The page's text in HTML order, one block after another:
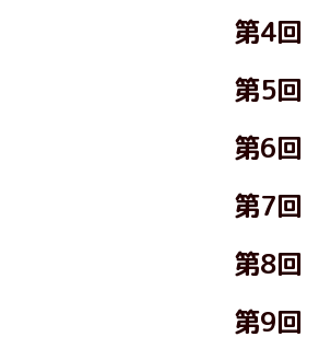
第4回
第5回
第6回
第7回
第8回
第9回